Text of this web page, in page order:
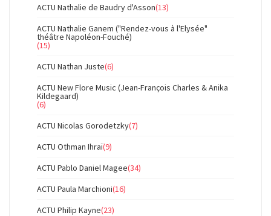
ACTU Nathalie de Baudry d'Asson(13)
ACTU Nathalie Ganem ("Rendez-vous à l'Elysée"
théâtre Napoléon-Fouché)
(15)
ACTU Nathan Juste(6)
ACTU New Flore Music (Jean-François Charles & Anika
Kildegaard)
(6)
ACTU Nicolas Gorodetzky(7)
ACTU Othman Ihraï(9)
ACTU Pablo Daniel Magee(34)
ACTU Paula Marchioni(16)
ACTU Philip Kayne(23)